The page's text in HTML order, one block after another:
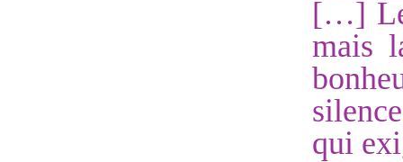
[…] Le
mais
qui